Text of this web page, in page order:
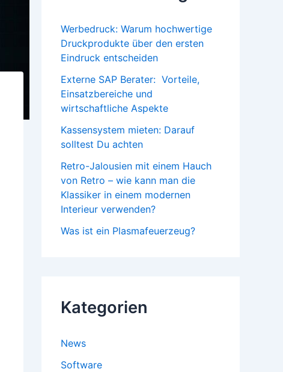
Werbedruck: Warum hochwertige
Druckprodukte über den ersten
Eindruck entscheiden
Externe SAP Berater: Vorteile,
Einsatzbereiche und
wirtschaftliche Aspekte
Kassensystem mieten: Darauf
solltest Du achten
Retro-Jalousien mit einem Hauch
von Retro – wie kann man die
Klassiker in einem modernen
Interieur verwenden?
Was ist ein Plasmafeuerzeug?
Kategorien
News
Software